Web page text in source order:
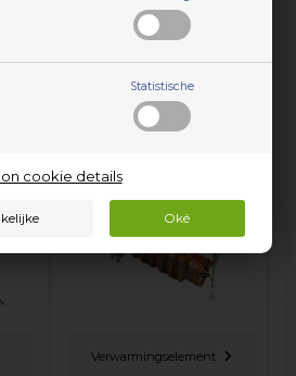
Statistische
cookie details
Slang
Verwarmingselement